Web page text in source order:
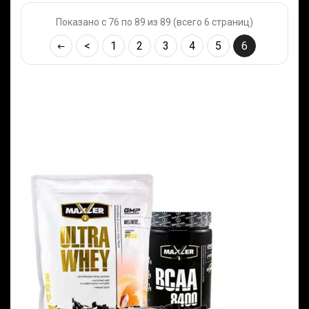
Показано с 76 по 89 из 89 (всего 6 страниц)
< 1 2 3 4 5 6